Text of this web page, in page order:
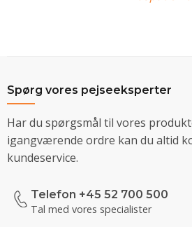
Spørg vores pejseeksperter
Har du spørgsmål til vores
igangværende ordre kan du altid
kundeservice.
Telefon +45 52 700 500
Tal med vores specialister